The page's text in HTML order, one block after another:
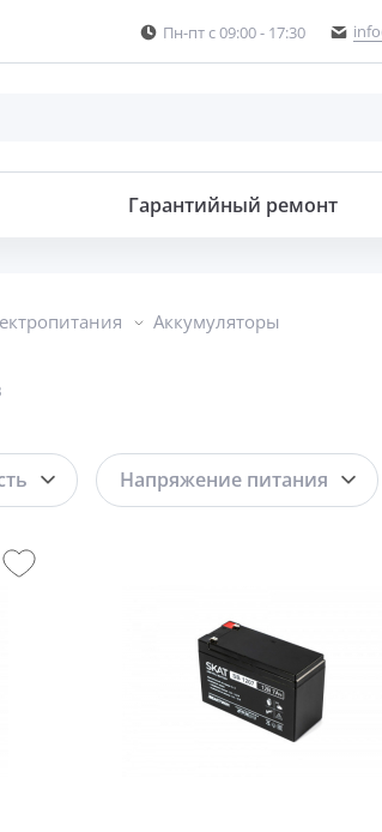
Пн-пт с 09:00 - 17:30
Гарантийный ремонт
Аккумуляторы
Напряжение питания